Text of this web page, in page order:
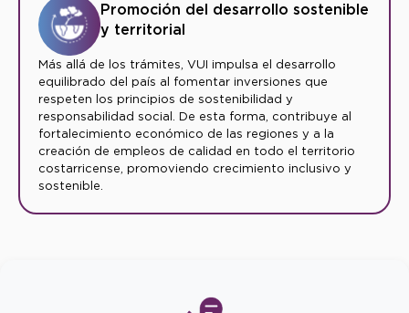
Promoción del desarrollo sostenible
y territorial
Más allá de los trámites, VUI impulsa el desarrollo
equilibrado del país al fomentar inversiones que
respeten los principios de sostenibilidad y
responsabilidad social. De esta forma, contribuye al
fortalecimiento económico de las regiones y a la
creación de empleos de calidad en todo el territorio
costarricense, promoviendo crecimiento inclusivo y
sostenible.